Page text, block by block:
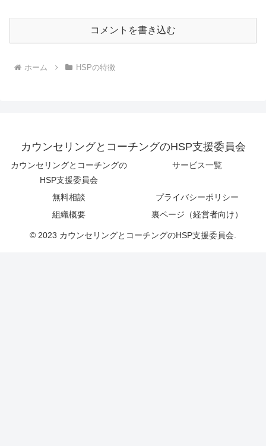
コメントを書き込む
ホーム HSPの特徴
カウンセリングとコーチングのHSP支援委員会
カウンセリングとコーチングの
HSP支援委員会
サービス一覧
無料相談
プライバシーポリシー
組織概要
裏ページ（経営者向け）
© 2023 カウンセリングとコーチングのHSP支援委員会.